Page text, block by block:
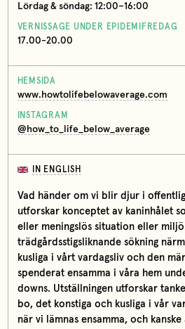
Lördag & söndag: 12:00–16:00
VERNISSAGE UNDER EPIDEMIFREDAG
17.00-20.00
HEMSIDA
www.howtolifebelowaverage.com
INSTAGRAM
@how_to_life_below_average
IN ENGLISH
Vad händer om vi blir djur i
utforskar konceptet av kaninhålet
eller meningslös situation eller
trädgårdsstigsliknande sökning
kusliga i vårt vardagsliv och den
spenderat ensamma i våra hem
downs. Utställningen utforskar
bo, det konstiga och kusliga i vår
när vi lämnas ensamma, och